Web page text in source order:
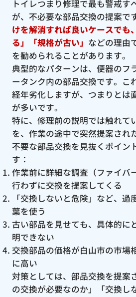
トイレつまり修理で最も警戒す
が、不必要な部品交換の提案です
けを解消すれば良いケースでも
る」「規格が古い」 などの理由
を勧められることがあります。
典型的なパターンは、便器のフ
ータンク内の部品交換です。こ
経年劣化しますが、つまりとは
が多いです。
特に、修理前の説明では触れて
を、作業の途中で突然提案され
不要な部品交換を見抜くポイン
す：
作業前に詳細な調査（ファイバ
行わずに交換を提案してくる
「交換しないと危険」など、過
葉を使う
古い部品を見せても、具体的に
明できない
交換部品の価格が白山市の市場
に高い
対策としては、部品交換を提案
の交換が必要なのか」「交換し